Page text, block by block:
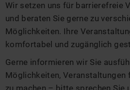
Wir setzen uns für barrierefreie
und beraten Sie gerne zu
Möglichkeiten. Ihre
komfortabel und zugänglich
Gerne informieren wir Sie
Möglichkeiten, Veranstaltungen